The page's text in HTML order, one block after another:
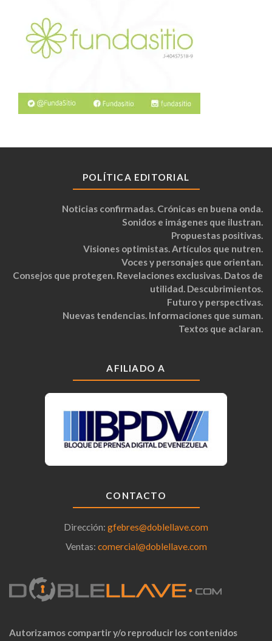
POLÍTICA EDITORIAL
Noticias confirmadas. Crónicas en buena onda.
Sonidos e imágenes que ilustran.
Propuestas positivas.
Visiones optimistas. Artículos que nutren.
Voces y personajes que orientan.
Consejos que protegen. Revelaciones exclusivas. Datos de
utilidad. Descubrimientos.
Futuro y perspectivas.
Nuevas tendencias. Informaciones que suman.
Textos que aclaran.
AFILIADO A
CONTACTO
Dirección: gfebres@doblellave.com
Ventas: comercial@doblellave.com
Autorizamos compartir y/o reproducir los contenidos